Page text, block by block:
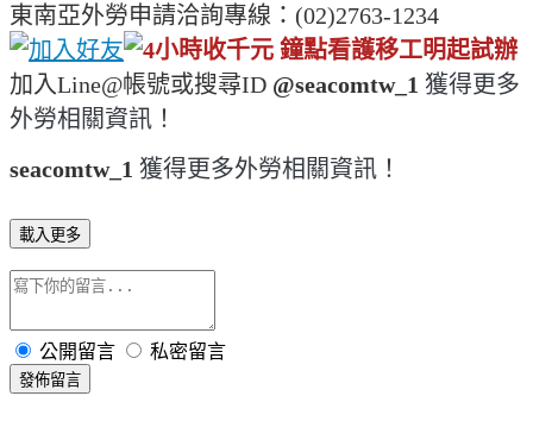
東南亞外勞申請洽詢專線：(02)2763-1234
加入Line@帳號或搜尋ID @seacomtw_1 獲得更多
外勞相關資訊！
seacomtw_1 獲得更多外勞相關資訊！
載入更多
公開留言 私密留言
發佈留言